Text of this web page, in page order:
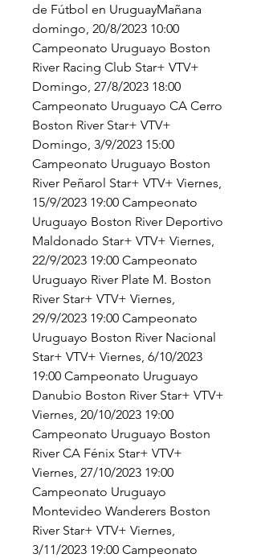
de Fútbol en UruguayMañana
domingo, 20/8/2023 10:00
Campeonato Uruguayo Boston
River Racing Club Star+ VTV+
Domingo, 27/8/2023 18:00
Campeonato Uruguayo CA Cerro
Boston River Star+ VTV+
Domingo, 3/9/2023 15:00
Campeonato Uruguayo Boston
River Peñarol Star+ VTV+ Viernes,
15/9/2023 19:00 Campeonato
Uruguayo Boston River Deportivo
Maldonado Star+ VTV+ Viernes,
22/9/2023 19:00 Campeonato
Uruguayo River Plate M. Boston
River Star+ VTV+ Viernes,
29/9/2023 19:00 Campeonato
Uruguayo Boston River Nacional
Star+ VTV+ Viernes, 6/10/2023
19:00 Campeonato Uruguayo
Danubio Boston River Star+ VTV+
Viernes, 20/10/2023 19:00
Campeonato Uruguayo Boston
River CA Fénix Star+ VTV+
Viernes, 27/10/2023 19:00
Campeonato Uruguayo
Montevideo Wanderers Boston
River Star+ VTV+ Viernes,
3/11/2023 19:00 Campeonato